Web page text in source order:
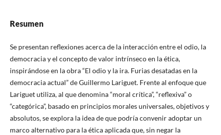
Resumen
Se presentan reflexiones acerca de la interacción entre el odio, la
democracia y el concepto de valor intrínseco en la ética,
inspirándose en la obra “El odio y la ira. Furias desatadas en la
democracia actual” de Guillermo Lariguet. Frente al enfoque que
Lariguet utiliza, al que denomina “moral crítica”, “reflexiva” o
“categórica”, basado en principios morales universales, objetivos y
absolutos, se explora la idea de que podría convenir adoptar un
marco alternativo para la ética aplicada que, sin negar la